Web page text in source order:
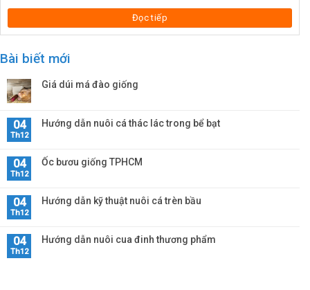
Đọc tiếp
Bài biết mới
Giá dúi má đào giống
04
Th12
Hướng dẫn nuôi cá thác lác trong bể bạt
04
Th12
Ốc bươu giống TPHCM
04
Th12
Hướng dẫn kỹ thuật nuôi cá trèn bầu
04
Th12
Hướng dẫn nuôi cua đinh thương phẩm